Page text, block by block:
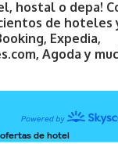
hostal o depa!
de hoteles
Expedia,
Agoda y